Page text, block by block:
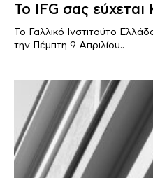
Το IFG σας
Το Γαλλικό Ινστιτούτο
την Πέμπτη 9 Απριλίου..